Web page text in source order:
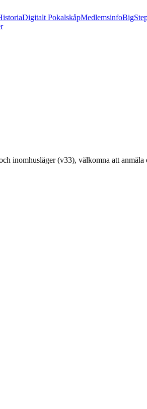
Digitalt PokalskåpMedlemsinfo
inomhusläger (v33), välkomna att anmäla